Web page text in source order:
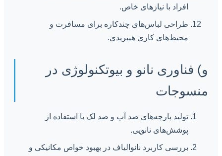
افراد با نیازهای خاص.
طراحی لباس‌های چندکاره برای مسافرت و
محیط‌های کاری هیبریدی.
و) فناوری نانو و بیوتکنولوژی در
منسوجات
تولید پارچه‌های ضد آب و ضد لک با استفاده از
پوشش‌های نانویی.
بررسی کاربرد نانوالیاف در بهبود خواص مکانیکی و